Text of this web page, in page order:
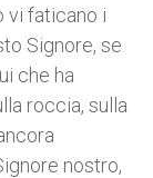
vi faticano i
Signore, se
che ha
roccia, sulla
nostro,